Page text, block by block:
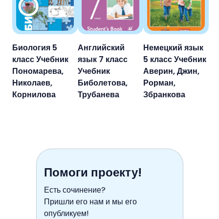
Биология 5
класс Учебник
Пономарева,
Николаев,
Корнилова
Английский
язык 7 класс
Учебник
Биболетова,
Трубанева
Немецкий язык
5 класс Учебник
Аверин, Джин,
Рорман,
Збранкова
Помоги проекту!
Есть сочинение?
Пришли его нам и мы его
опубликуем!